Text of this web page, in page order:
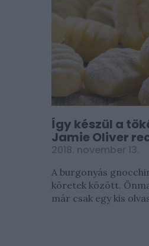
Így készül a
Jamie Oliver
2018. november 13.
A burgonyás
köretek között.
már csak egy kis